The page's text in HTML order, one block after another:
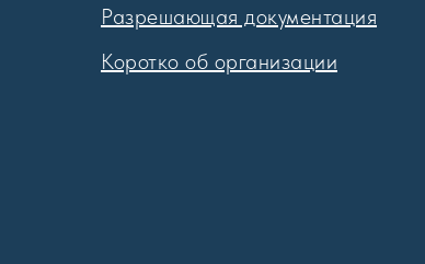
Разрешающая документация
Коротко об организации